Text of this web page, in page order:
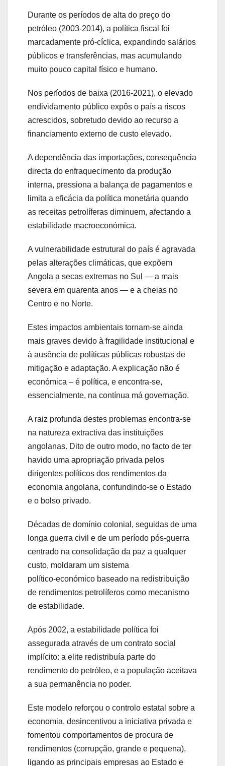
Durante os períodos de alta do preço do
petróleo (2003-2014), a política fiscal foi
marcadamente pró‑cíclica, expandindo salários
públicos e transferências, mas acumulando
muito pouco capital físico e humano.
Nos períodos de baixa (2016-2021), o elevado
endividamento público expôs o país a riscos
acrescidos, sobretudo devido ao recurso a
financiamento externo de custo elevado.
A dependência das importações, consequência
directa do enfraquecimento da produção
interna, pressiona a balança de pagamentos e
limita a eficácia da política monetária quando
as receitas petrolíferas diminuem, afectando a
estabilidade macroeconómica.
A vulnerabilidade estrutural do país é agravada
pelas alterações climáticas, que expõem
Angola a secas extremas no Sul — a mais
severa em quarenta anos — e a cheias no
Centro e no Norte.
Estes impactos ambientais tornam-se ainda
mais graves devido à fragilidade institucional e
à ausência de políticas públicas robustas de
mitigação e adaptação. A explicação não é
económica – é política, e encontra-se,
essencialmente, na contínua má governação.
A raiz profunda destes problemas encontra‑se
na natureza extractiva das instituições
angolanas. Dito de outro modo, no facto de ter
havido uma apropriação privada pelos
dirigentes políticos dos rendimentos da
economia angolana, confundindo-se o Estado
e o bolso privado.
Décadas de domínio colonial, seguidas de uma
longa guerra civil e de um período pós‑guerra
centrado na consolidação da paz a qualquer
custo, moldaram um sistema
político‑económico baseado na redistribuição
de rendimentos petrolíferos como mecanismo
de estabilidade.
Após 2002, a estabilidade política foi
assegurada através de um contrato social
implícito: a elite redistribuía parte do
rendimento do petróleo, e a população aceitava
a sua permanência no poder.
Este modelo reforçou o controlo estatal sobre a
economia, desincentivou a iniciativa privada e
fomentou comportamentos de procura de
rendimentos (corrupção, grande e pequena),
ligando as principais empresas ao Estado e